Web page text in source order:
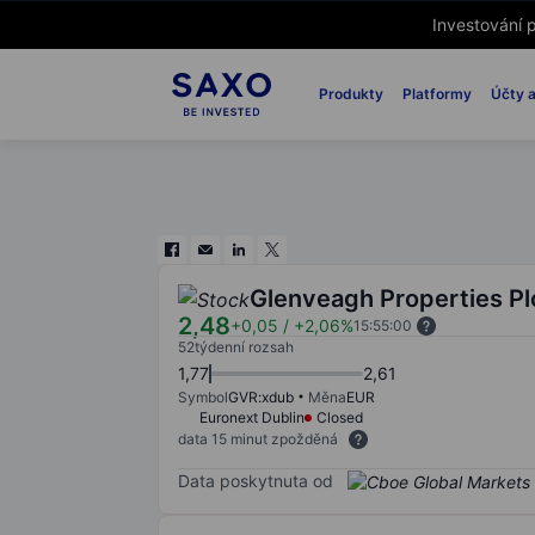
Investování
Produkty Platformy Účty
Glenveagh Properties
2,48+0,05 / +2,06%15:55:00
52týdenní rozsah
1,77 2,61
SymbolGVR:xdub MěnaEUR
Euronext Dublin
Closed
data 15 minut zpožděná
Data poskytnuta od